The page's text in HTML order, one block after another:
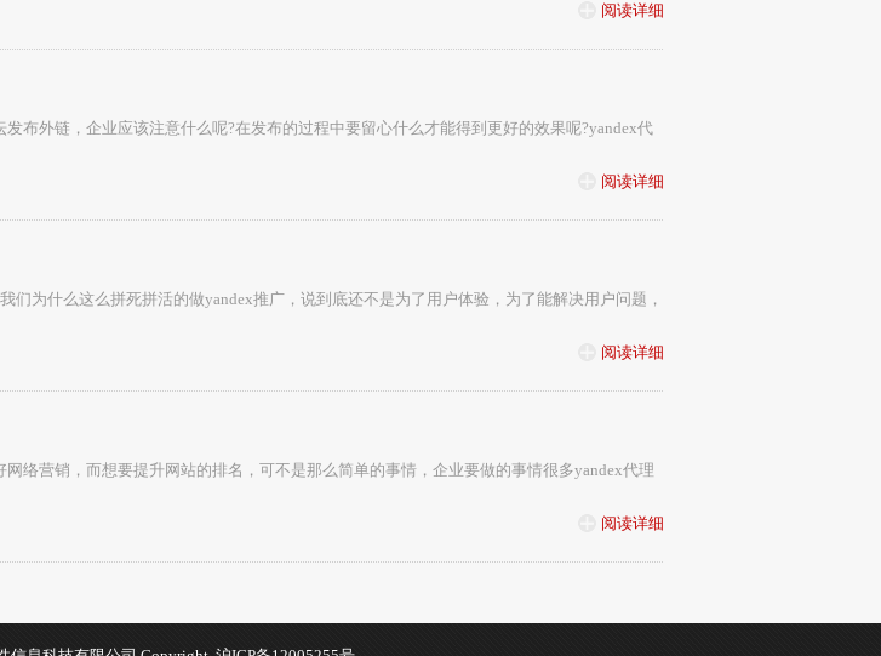
阅读详细
布外链，企业应该注意什么呢?在发布的过程中要留心什么才能得到更好的效果呢?yandex代
阅读详细
为什么这么拼死拼活的做yandex推广，说到底还不是为了用户体验，为了能解决用户问题，
阅读详细
络营销，而想要提升网站的排名，可不是那么简单的事情，企业要做的事情很多yandex代理
阅读详细